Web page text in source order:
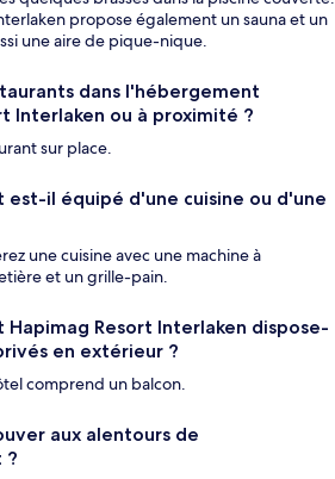
propose également un sauna et un
une aire de pique-nique.
dans l'hébergement
Interlaken ou à proximité ?
sur place.
est-il équipé d'une cuisine ou d'une
une cuisine avec une machine à
et un grille-pain.
Hapimag Resort Interlaken dispose-
en extérieur ?
comprend un balcon.
aux alentours de
?